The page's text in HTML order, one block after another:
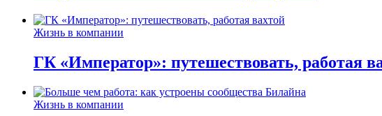
Жизнь в компании
ГК «Император»: путешествовать, работая
Жизнь в компании